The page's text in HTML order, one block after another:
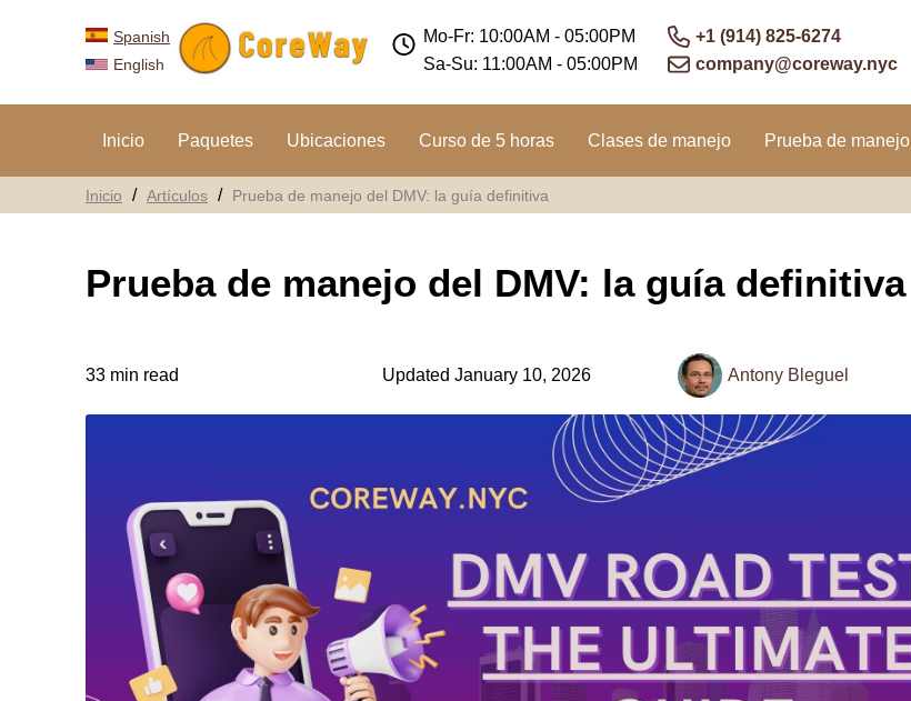
Spanish
English
Mo-Fr: 10:00AM - 05:00PM
Sa-Su: 11:00AM - 05:00PM
+1 (914) 825-6274
company@coreway.nyc
Inicio Paquetes Ubicaciones Curso de 5 horas Clases de manejo Prueba de manejo
Inicio Artículos Prueba de manejo del DMV: la guía definitiva
Prueba de manejo del DMV: la guía definitiva
33 min read Updated January 10, 2026 Antony Bleguel